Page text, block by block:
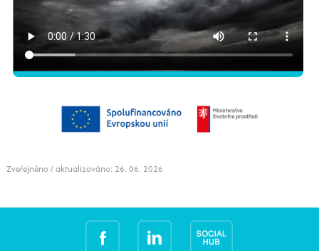
Zveřejněno / aktualizováno: 26. 06. 2026